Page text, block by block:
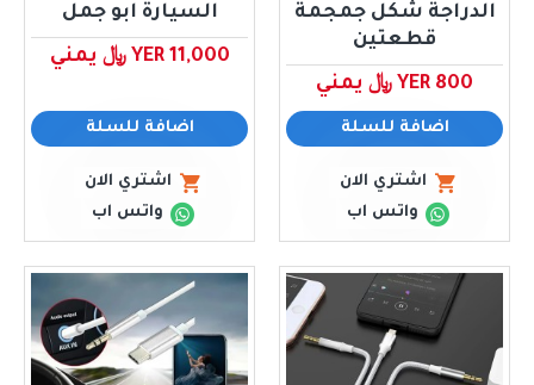
الدراجة شكل جمجمة
قطعتين
YER 800 ﷼ يمني
اضافة للسلة
اشتري الان
واتس اب
السيارة ابو جمل
YER 11,000 ﷼ يمني
اضافة للسلة
اشتري الان
واتس اب